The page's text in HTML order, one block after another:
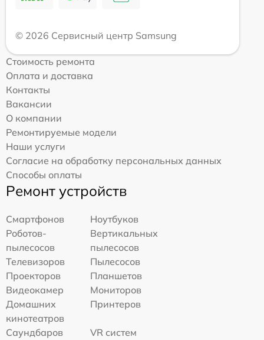
© 2026 Сервисный центр Samsung
Стоимость ремонта
Оплата и доставка
Контакты
Вакансии
О компании
Ремонтируемые модели
Наши услуги
Согласие на обработку персональных данных
Способы оплаты
Ремонт устройств
Смартфонов
Ноутбуков
Роботов-
пылесосов
Вертикальных
пылесосов
Телевизоров
Пылесосов
Проекторов
Планшетов
Видеокамер
Мониторов
Домашних
кинотеатров
Принтеров
Саундбаров
VR систем